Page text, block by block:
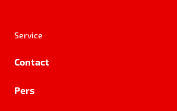
Service
Contact
Pers